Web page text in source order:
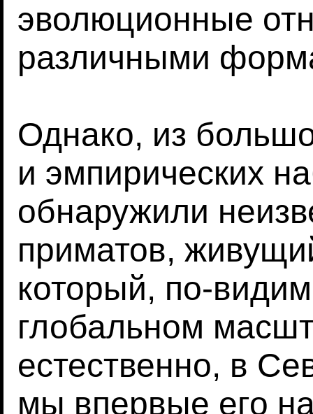
эволюционные
различными
Однако, из
и эмпирических
обнаружили
приматов,
который, по-
глобальном
естественно, в
мы впервые его